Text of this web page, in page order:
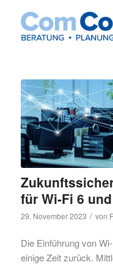
für Wi-Fi 6
29. November 2023 / von
Die Einführung von
einige Zeit zurück.